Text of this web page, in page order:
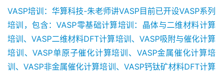
货
V
A
S
P
VASP培训：华算科技-朱老师讲VASP目前已开设VASP系列
培训，包含：VASP零基础计算培训：晶体与二维材料计算
培训、VASP二维材料DFT计算培训、VASP吸附与催化计算
培训、VASP单原子催化计算培训、VASP金属催化计算培
训、VASP非金属催化计算培训、VASP钙钛矿材料DFT计算